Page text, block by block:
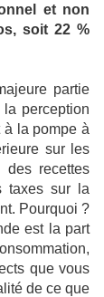
et non
soit 22 %
partie
perception
à la pompe à
sur les
des recettes
taxes sur la
Pourquoi ?
est la part
que vous
de ce que